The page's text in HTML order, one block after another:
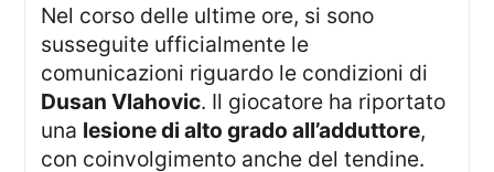
Nel corso delle ultime ore, si sono
susseguite ufficialmente le
comunicazioni riguardo le condizioni di
Dusan Vlahovic. Il giocatore ha riportato
una lesione di alto grado all’adduttore,
con coinvolgimento anche del tendine.